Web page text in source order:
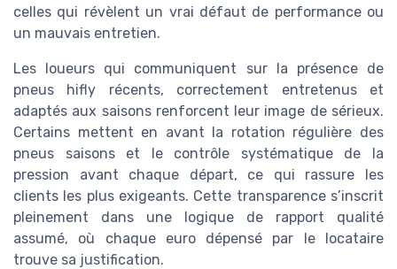
celles qui révèlent un vrai défaut de performance ou
un mauvais entretien.
Les loueurs qui communiquent sur la présence de
pneus hifly récents, correctement entretenus et
adaptés aux saisons renforcent leur image de sérieux.
Certains mettent en avant la rotation régulière des
pneus saisons et le contrôle systématique de la
pression avant chaque départ, ce qui rassure les
clients les plus exigeants. Cette transparence s’inscrit
pleinement dans une logique de rapport qualité
assumé, où chaque euro dépensé par le locataire
trouve sa justification.